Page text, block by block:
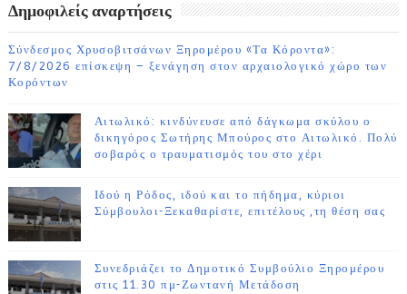
Δημοφιλείς αναρτήσεις
Σύνδεσμος Χρυσοβιτσάνων Ξηρομέρου «Τα Κόροντα»:
7/8/2026 επίσκεψη – ξενάγηση στον αρχαιολογικό χώρο των
Κορόντων
Αιτωλικό: κινδύνευσε από δάγκωμα σκύλου ο
δικηγόρος Σωτήρης Μπούρος στο Αιτωλικό. Πολύ
σοβαρός ο τραυματισμός του στο χέρι
Ιδού η Ρόδος, ιδού και το πήδημα, κύριοι
Σύμβουλοι-Ξεκαθαρίστε, επιτέλους ,τη θέση σας
Συνεδριάζει το Δημοτικό Συμβούλιο Ξηρομέρου
στις 11.30 πμ-Ζωντανή Μετάδοση